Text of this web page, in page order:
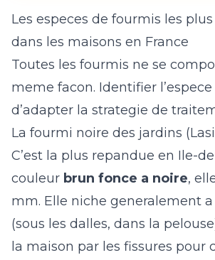
Les especes de fourmis les
dans les maisons en France
Toutes les fourmis ne se
meme facon. Identifier
d’adapter la strategie de
La fourmi noire des jardins
C’est la plus repandue en Ile-
couleur brun fonce a noire,
mm. Elle niche generalement a
(sous les dalles, dans la
la maison par les fissures pour